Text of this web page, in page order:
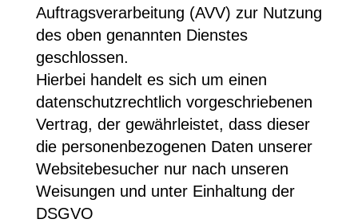
Auftragsverarbeitung (AVV) zur Nutzung
des oben genannten Dienstes
geschlossen.
Hierbei handelt es sich um einen
datenschutzrechtlich vorgeschriebenen
Vertrag, der gewährleistet, dass dieser
die personenbezogenen Daten unserer
Websitebesucher nur nach unseren
Weisungen und unter Einhaltung der
DSGVO